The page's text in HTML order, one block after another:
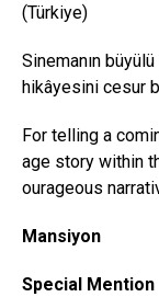
(Türkiye)
Sinemanın
hikâyesini cesur
For telling a
age story within
ourageous
Mansiyon
Special Mention